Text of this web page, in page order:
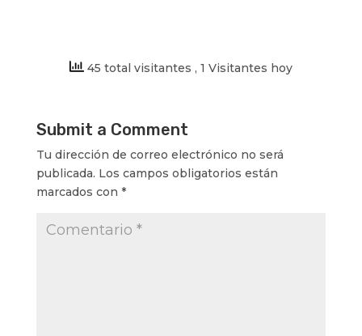
45 total visitantes , 1 Visitantes hoy
Submit a Comment
Tu dirección de correo electrónico no será
publicada. Los campos obligatorios están
marcados con *